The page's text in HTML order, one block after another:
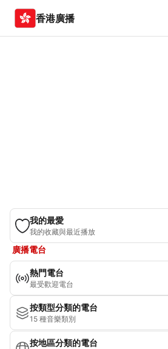
香港廣播
我的最愛
我的收藏與最近播放
廣播電台
熱門電台
最受歡迎電台
按類型分類的電台
15 種音樂類別
按地區分類的電台